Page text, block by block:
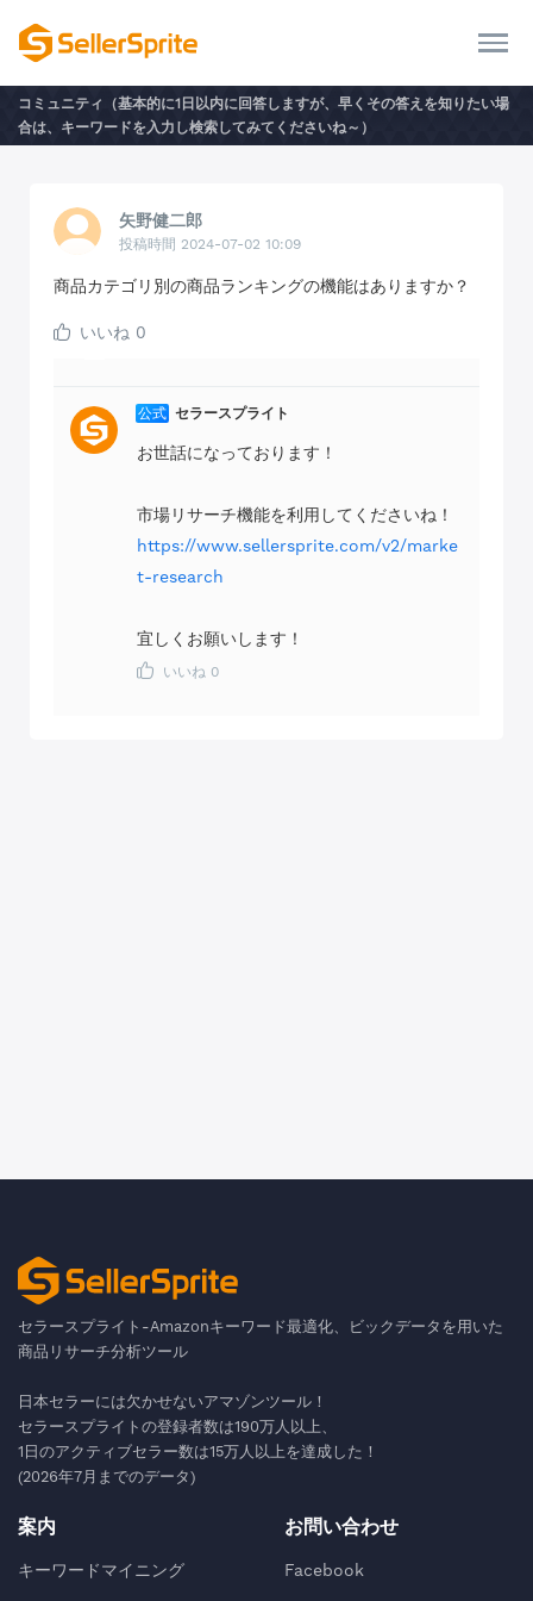
コミュニティ（基本的に1日以内に回答しますが、早くその答えを知りたい場
合は、キーワードを入力し検索してみてくださいね～）
矢野健二郎
投稿時間 2024-07-02 10:09
商品カテゴリ別の商品ランキングの機能はありますか？
いいね 0
公式 セラースプライト
お世話になっております！
市場リサーチ機能を利用してくださいね！
https://www.sellersprite.com/v2/marke
t-research
宜しくお願いします！
いいね 0
セラースプライト-Amazonキーワード最適化、ビックデータを用いた
商品リサーチ分析ツール
日本セラーには欠かせないアマゾンツール！
セラースプライトの登録者数は190万人以上、
1日のアクティブセラー数は15万人以上を達成した！
(2026年7月までのデータ)
案内
キーワードマイニング
お問い合わせ
Facebook